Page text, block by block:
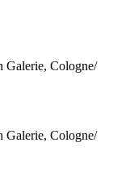
Galerie, Cologne/
Galerie, Cologne/